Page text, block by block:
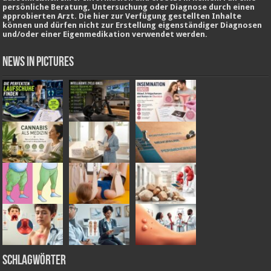
persönliche Beratung, Untersuchung oder Diagnose durch einen
approbierten Arzt. Die hier zur Verfügung gestellten Inhalte
können und dürfen nicht zur Erstellung eigenständiger Diagnosen
und/oder einer Eigenmedikation verwendet werden.
News in Pictures
Schlagwörter